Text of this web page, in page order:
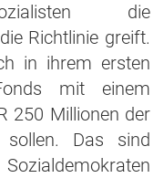
die
Richtlinie greift.
in ihrem ersten
mit einem
250 Millionen der
sollen. Das sind